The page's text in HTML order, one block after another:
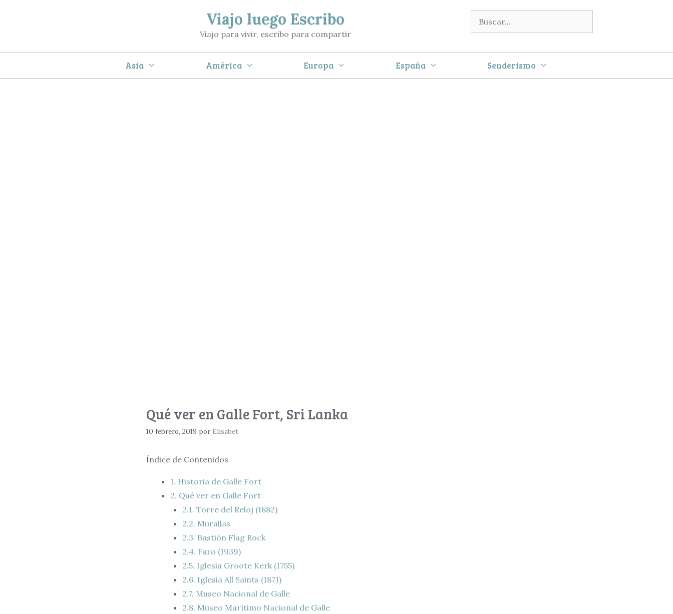
Buscar:
Viajo luego Escribo
Viajo para vivir, escribo para compartir
Asia América Europa España Senderismo
Qué ver en Galle Fort, Sri Lanka
10 febrero, 2019 por Elisabet
Índice de Contenidos
1. Historia de Galle Fort
2. Qué ver en Galle Fort
2.1. Torre del Reloj (1882)
2.2. Murallas
2.3. Bastión Flag Rock
2.4. Faro (1939)
2.5. Iglesia Groote Kerk (1755)
2.6. Iglesia All Saints (1871)
2.7. Museo Nacional de Galle
2.8. Museo Marítimo Nacional de Galle